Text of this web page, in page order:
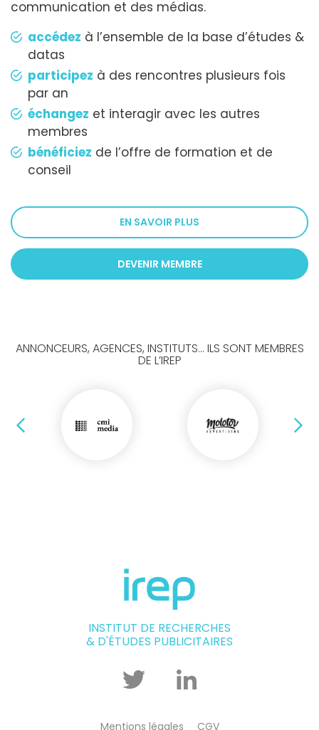
communication et des médias.
accédez à l’ensemble de la base d’études &
datas
participez à des rencontres plusieurs fois
par an
échangez et interagir avec les autres
membres
bénéficiez de l’offre de formation et de
conseil
EN SAVOIR PLUS
DEVENIR MEMBRE
ANNONCEURS, AGENCES, INSTITUTS... ILS SONT MEMBRES
DE L’IREP
Précédent
INSTITUT DE RECHERCHES
& D'ÉTUDES PUBLICITAIRES
Twitter Linkedin
Mentions légales CGV